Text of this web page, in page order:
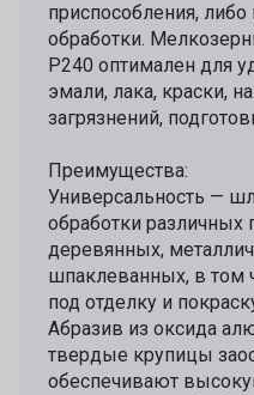
приспособления,
обработки.
P240 оптимален для
эмали, лака, краски,
загрязнений,
Преимущества:
Универсальность —
обработки различных
деревянных,
шпаклеванных, в том
под отделку и
Абразив из оксида
твердые крупицы
обеспечивают